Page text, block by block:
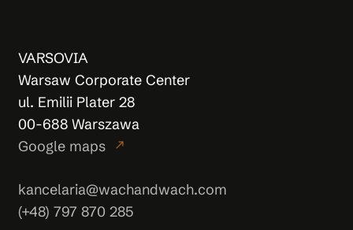
VARSOVIA
Warsaw Corporate Center
ul. Emilii Plater 28
00-688 Warszawa
Google maps
north_east
kancelaria@wachandwach.com
(+48) 797 870 285